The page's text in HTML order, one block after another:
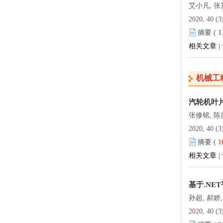
艾小凡, 张
2020, 40
摘要 (
相关文章
机械工
汽轮机叶
张修铭, 陈
2020, 40
摘要 (
相关文章
基于.NET
孙超, 郝娇
2020, 40